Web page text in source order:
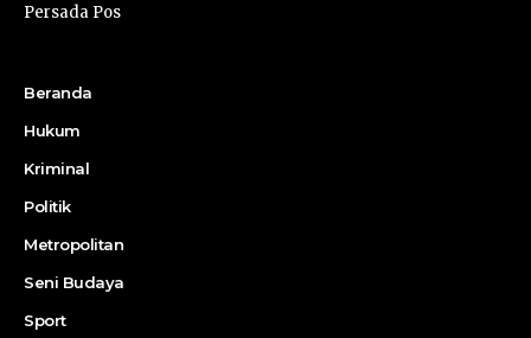
Persada Pos
Beranda
Hukum
Kriminal
Politik
Metropolitan
Seni Budaya
Sport